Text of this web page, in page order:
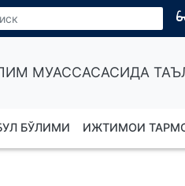
МУАССАСАСИДА
БЎЛИМИ ИЖТИМОИ